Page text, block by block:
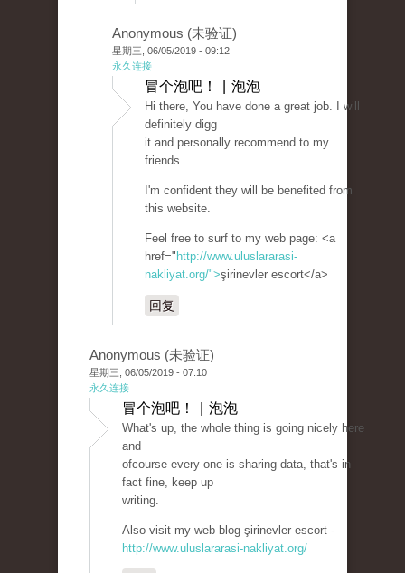
Anonymous (未验证)
星期三, 06/05/2019 - 09:12
永久连接
冒个泡吧！ | 泡泡
Hi there, You have done a great job. I will
definitely digg
it and personally recommend to my
friends.
I'm confident they will be benefited from
this website.
Feel free to surf to my web page: <a
href=" http://www.uluslararasi-
nakliyat.org/">şirinevler escort</a>
回复
Anonymous (未验证)
星期三, 06/05/2019 - 07:10
永久连接
冒个泡吧！ | 泡泡
What's up, the whole thing is going nicely here
and
ofcourse every one is sharing data, that's in
fact fine, keep up
writing.
Also visit my web blog şirinevler escort -
http://www.uluslararasi-nakliyat.org/